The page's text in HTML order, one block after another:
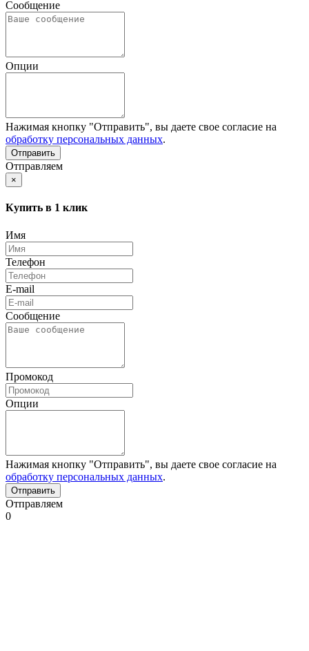
Сообщение
Опции
Нажимая кнопку "Отправить", вы даете свое согласие на
обработку персональных данных.
Отправляем
×
Купить в 1 клик
Имя
Телефон
E-mail
Сообщение
Промокод
Опции
Нажимая кнопку "Отправить", вы даете свое согласие на
обработку персональных данных.
Отправляем
0